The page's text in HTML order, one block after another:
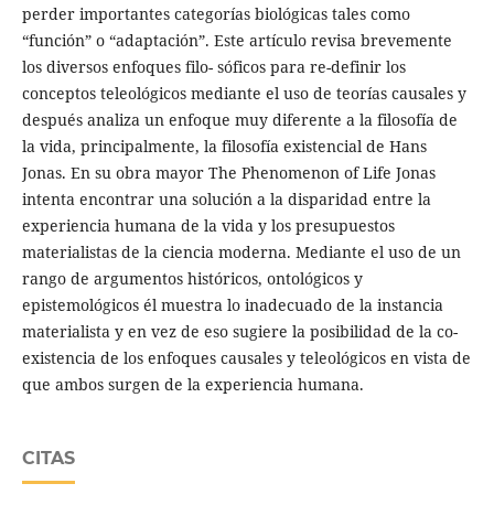
perder importantes categorías biológicas tales como
“función” o “adaptación”. Este artículo revisa brevemente
los diversos enfoques filo- sóficos para re-definir los
conceptos teleológicos mediante el uso de teorías causales y
después analiza un enfoque muy diferente a la filosofía de
la vida, principalmente, la filosofía existencial de Hans
Jonas. En su obra mayor The Phenomenon of Life Jonas
intenta encontrar una solución a la disparidad entre la
experiencia humana de la vida y los presupuestos
materialistas de la ciencia moderna. Mediante el uso de un
rango de argumentos históricos, ontológicos y
epistemológicos él muestra lo inadecuado de la instancia
materialista y en vez de eso sugiere la posibilidad de la co-
existencia de los enfoques causales y teleológicos en vista de
que ambos surgen de la experiencia humana.
CITAS